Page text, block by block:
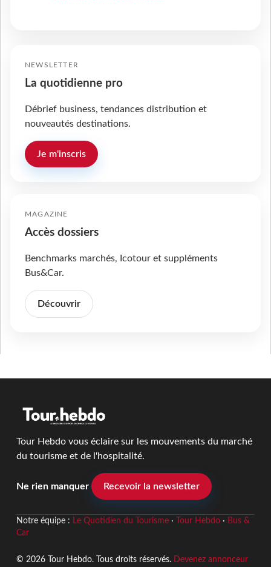
NEWSLETTER
La quotidienne pro
Débrief business, tendances distribution et
nouveautés destinations.
Je m'inscris
MAGAZINE
Accès dossiers
Benchmarks marchés, Icotour et suppléments
Bus&Car.
Découvrir
Tour Hebdo vous éclaire sur les mouvements du marché
du tourisme et de l'hospitalité.
Ne rien manquer Recevoir la newsletter
Notre équipe : Le Quotidien du Tourisme· Tour Hebdo· Bus &
Car
© 2026 Tour Hebdo. Tous droits réservés. Devenez annonceur